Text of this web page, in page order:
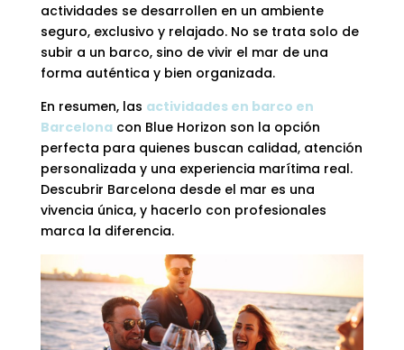
actividades se desarrollen en un ambiente
seguro, exclusivo y relajado. No se trata solo de
subir a un barco, sino de vivir el mar de una
forma auténtica y bien organizada.
En resumen, las actividades en barco en
Barcelonacon Blue Horizon son la opción
perfecta para quienes buscan calidad, atención
personalizada y una experiencia marítima real.
Descubrir Barcelona desde el mar es una
vivencia única, y hacerlo con profesionales
marca la diferencia.